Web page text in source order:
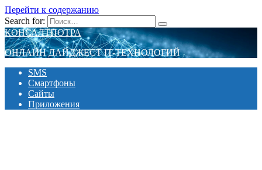
Перейти к содержанию
Search for:
КОНСАЛТПОТРА
ОНЛАЙН ДАЙДЖЕСТ IT-ТЕХНОЛОГИЙ
SMS
Смартфоны
Сайты
Приложения